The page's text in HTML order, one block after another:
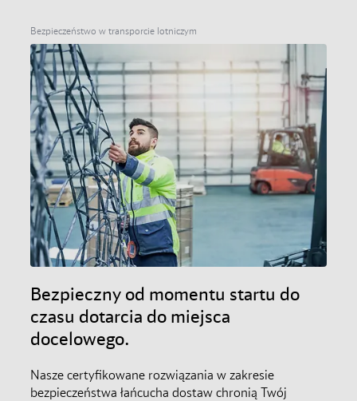
audytu i certyfikacji.
Bezpieczeństwo w transporcie lotniczym
Bezpieczny od momentu startu do
czasu dotarcia do miejsca
docelowego.
Nasze certyfikowane rozwiązania w zakresie
bezpieczeństwa łańcucha dostaw chronią Twój